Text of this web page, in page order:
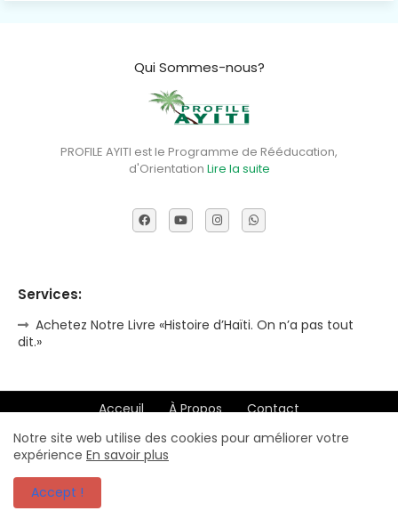
Qui Sommes-nous?
PROFILE AYITI est le Programme de Rééducation,
d'Orientation Lire la suite
Services:
Achetez Notre Livre «Histoire d’Haïti. On n’a pas tout
dit.»
Acceuil À Propos
Contact
Politique de Confidentialité
Faire un Don
2011-2023 ©Charles Phillipe Bernoville, fondateur.
Notre site web utilise des cookies pour améliorer votre
expérience En savoir plus
Accept !